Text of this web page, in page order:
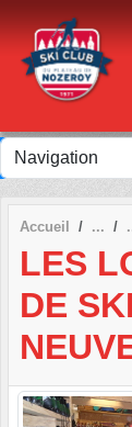
Accueil
LES
DE